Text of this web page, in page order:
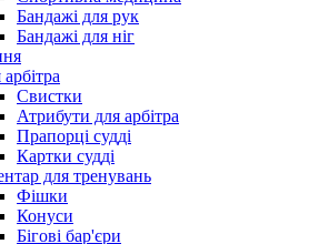
Бандажі для рук
Бандажі для ніг
Свистки
Атрибути для арбітра
Прапорці судді
Картки судді
для тренувань
Фішки
Конуси
Бігові бар'єри